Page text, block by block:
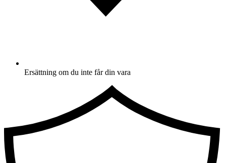
Ersättning om du inte får din vara